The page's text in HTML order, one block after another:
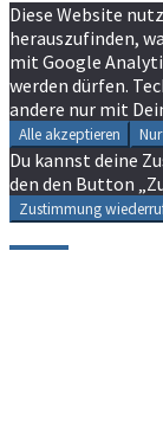
Diese Website
herauszufinden,
mit Google
werden dürfen.
andere nur mit
Alle akzeptieren
Du kannst deine
den den Button
Zustimmung